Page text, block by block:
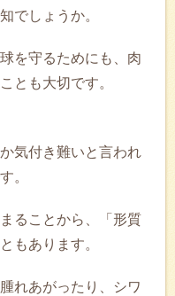
でしょうか。
を守るためにも、肉
とも大切です。
気付き難いと言われ
。
ることから、「形質
もあります。
れあがったり、シワ